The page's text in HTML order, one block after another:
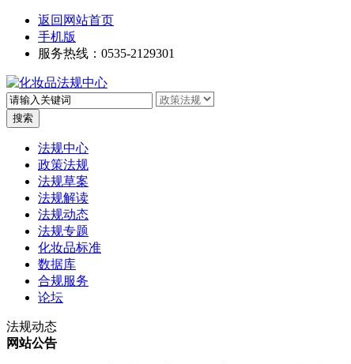
返回网站首页
手机版
服务热线：0535-2129301
法规中心
政策法规
法规草案
法规解读
法规动态
法规专题
化妆品标准
数据库
合规服务
论坛
法规动态
网站公告